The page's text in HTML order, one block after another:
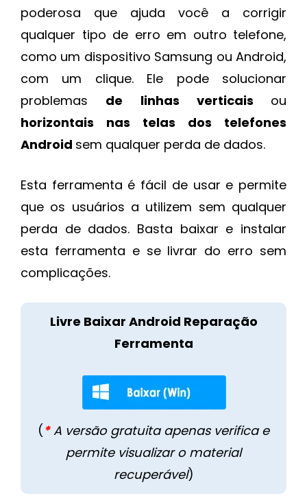
poderosa que ajuda você a corrigir
qualquer tipo de erro em outro telefone,
como um dispositivo Samsung ou Android,
com um clique. Ele pode solucionar
problemas de linhas verticais ou
horizontais nas telas dos telefones
Android sem qualquer perda de dados.
Esta ferramenta é fácil de usar e permite
que os usuários a utilizem sem qualquer
perda de dados. Basta baixar e instalar
esta ferramenta e se livrar do erro sem
complicações.
Livre Baixar Android Reparação
Ferramenta
(*A versão gratuita apenas verifica e
permite visualizar o material
recuperável)